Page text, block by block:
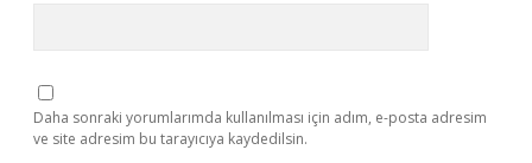
Daha sonraki yorumlarımda kullanılması için adım, e-posta adresim
ve site adresim bu tarayıcıya kaydedilsin.